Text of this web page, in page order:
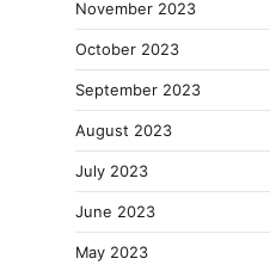
November 2023
October 2023
September 2023
August 2023
July 2023
June 2023
May 2023